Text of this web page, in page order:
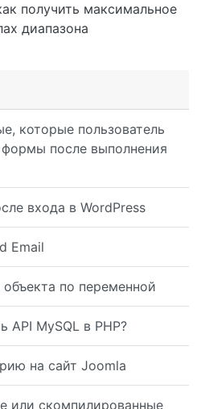
которые пользователь
после выполнения
входа в WordPress
Email
по переменной
MySQL в PHP?
на сайт Joomla
или скомпилированные
получить максимальное
диапазона